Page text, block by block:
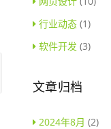
行业动态(1)
软件开发 (3)
文章归档
2024年8月 (2)